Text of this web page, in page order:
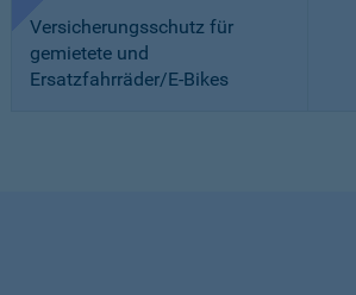
Versicherungsschutz für
gemietete und
Ersatzfahrräder/E-Bikes